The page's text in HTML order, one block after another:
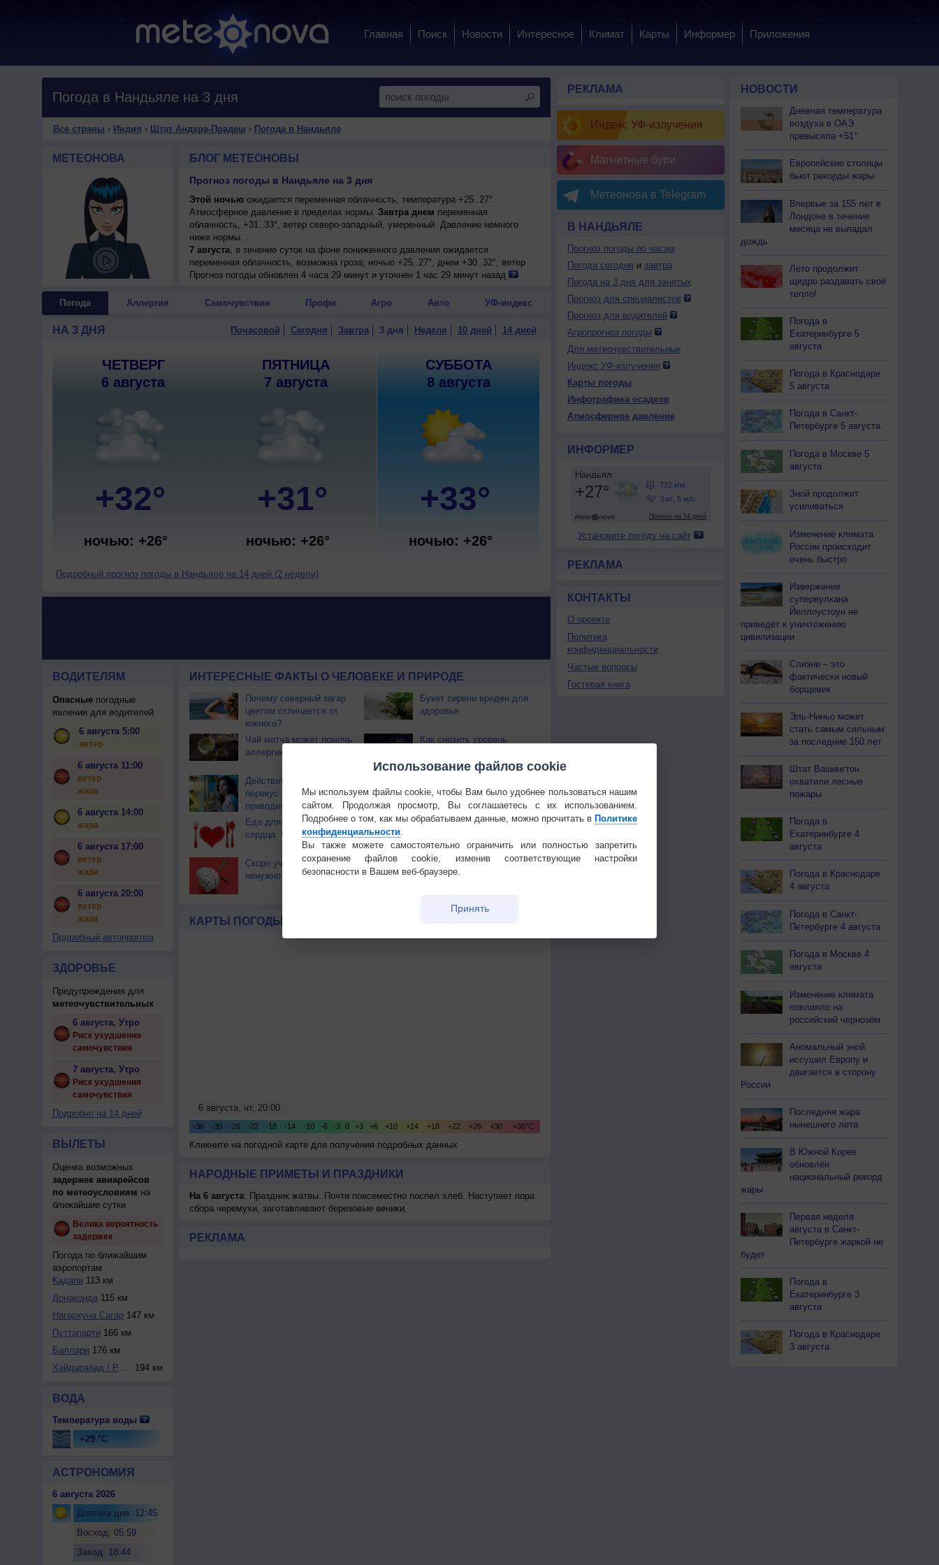
Главная Поиск Новости Интересное Климат Карты Информер Приложения
Погода в Нандьяле на 3 дня
Все страны › Индия › Штат Андхра-Прадеш › Погода в Нандьяле
МЕТЕОНОВА БЛОГ МЕТЕОНОВЫ
Прогноз погоды в Нандьяле на 3 дня
Этой ночьюожидается переменная облачность, температура +25..27°.
Атмосферное давление в пределах нормы. Завтра днем переменная
облачность, +31..33°, ветер северо-западный, умеренный. Давление немного
ниже нормы. .
7 августа, в течение суток на фоне пониженного давления ожидается
переменная облачность, возможна гроза; ночью +25..27°, днем +30..32°, ветер
северо-западный, умеренный.
Прогноз погоды обновлен 4 часа 29 минут и уточнен 1 час 29 минут назад
Погода Аллергия Самочувствие Профи Агро Авто УФ-индекс
НА 3 ДНЯ Почасовой Сегодня Завтра 3 дня Неделя 10 дней 14 дней
ЧЕТВЕРГ
6 августа
+32°
ночью: +26°
ПЯТНИЦА
7 августа
+31°
ночью: +26°
СУББОТА
8 августа
+33°
ночью: +26°
Подробный прогноз погоды в Нандьяле на 14 дней (2 недели)
ВОДИТЕЛЯМ
Опасныепогодные
явления для водителей
6 августа 5:00
ветер
6 августа 11:00
ветер
жара
6 августа 14:00
жара
6 августа 17:00
ветер
жара
6 августа 20:00
ветер
жара
Подробный автопрогноз
ЗДОРОВЬЕ
Предупреждения для
метеочувствительных
6 августа, Утро
Риск ухудшения
самочувствия
7 августа, Утро
Риск ухудшения
самочувствия
Подробно на 14 дней
ВЫЛЕТЫ
Оценка возможных
задержек авиарейсов
по метеоусловиям на
ближайшие сутки
Велика вероятность
задержек
Погода по ближайшим
аэропортам
Кадапа113 км
Донаконда115 км
Нагархуна Сагар147 км
Путтапарти 166 км
Баллари 176 км
Хайдарабад / Радж...
194 км
ВОДА
Температура воды
+29 °C
АСТРОНОМИЯ
6 августа 2026
Долгота дня: 12:45
Восход: 05:59
Заход: 18:44
ИНТЕРЕСНЫЕ ФАКТЫ О ЧЕЛОВЕКЕ И ПРИРОДЕ
Почему северный загар
цветом отличается от
южного?
Букет сирени вреден для
здоровья
Чай матча может помочь
аллергикам
Как снизить уровень
домыслы
Действительно ли
перекус перед сном
приводит к ожирению?
для здоровья?
Еда для здоровья
сердца. Часть 1
10 привычек, которые
кишечника. Часть 2
Скоро учиться будет
ненужно
9 разных видов воды,
чтобы утолить жажду
КАРТЫ ПОГОДЫ
Кликните на погодной карте для получения подробных данных
НАРОДНЫЕ ПРИМЕТЫ И ПРАЗДНИКИ
На 6 августа: Праздник жатвы. Почти повсеместно поспел хлеб. Наступает пора
сбора черемухи, заготавливают березовые веники.
РЕКЛАМА
РЕКЛАМА
Индекс УФ-излучения
Магнитные бури
Метеонова в Telegram
В НАНДЬЯЛЕ
Прогноз погоды по часам
Погода сегодня и завтра
Погода на 3 дня для занятых
Прогноз для специалистов
Прогноз для водителей
Агропрогноз погоды
Для метеочувствительных
Индекс УФ-излучения
Карты погоды
Инфографика осадков
Атмосферное давление
ИНФОРМЕР
Установите погоду на сайт
РЕКЛАМА
КОНТАКТЫ
О проекте
Политика
конфиденциальности
Частые вопросы
Гостевая книга
НОВОСТИ
Дневная температура
воздуха в ОАЭ
превысила +51°
Европейские столицы
бьют рекорды жары
Впервые за 155 лет в
Лондоне в течение
месяца не выпадал
дождь
Лето продолжит
щедро раздавать своё
тепло!
Погода в
Екатеринбурге 5
августа
Погода в Краснодаре
5 августа
Погода в Санкт-
Петербурге 5 августа
Погода в Москве 5
августа
Зной продолжит
усиливаться
Изменение климата
России происходит
очень быстро
Извержение
супервулкана
Йеллоустоун не
приведёт к уничтожению
цивилизации
Слизни – это
фактически новый
борщевик
Эль-Ниньо может
стать самым сильным
за последние 150 лет
Штат Вашингтон
охватили лесные
пожары
Погода в
Екатеринбурге 4
августа
Погода в Краснодаре
4 августа
Погода в Санкт-
Петербурге 4 августа
Погода в Москве 4
августа
Изменение климата
повлияло на
российский чернозём
Аномальный зной
иссушил Европу и
двигается в сторону
России
Последняя жара
нынешнего лета
В Южной Корее
обновлён
национальный рекорд
жары
Первая неделя
августа в Санкт-
Петербурге жаркой не
будет
Погода в
Екатеринбурге 3
августа
Погода в Краснодаре
3 августа
Использование файлов cookie
Мы используем файлы cookie, чтобы Вам было удобнее пользоваться нашим
сайтом. Продолжая просмотр, Вы соглашаетесь с их использованием.
Подробнее о том, как мы обрабатываем данные, можно прочитать в Политике
конфиденциальности
Вы также можете самостоятельно ограничить или полностью запретить
сохранение файлов cookie, изменив соответствующие настройки
безопасности в Вашем веб-браузере.
Принять